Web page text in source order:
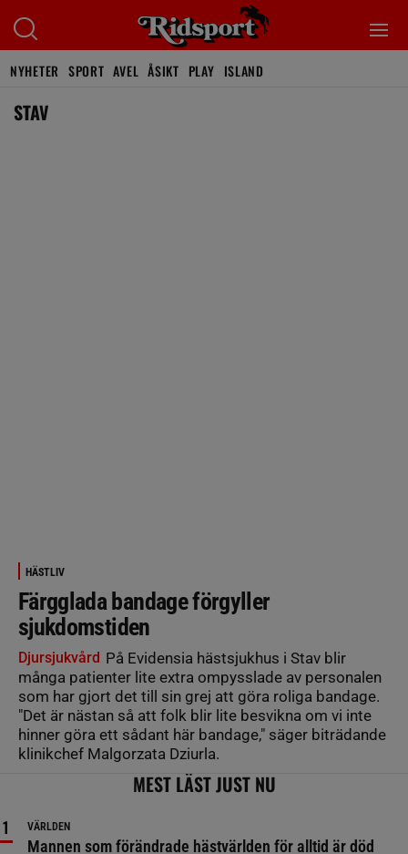
NYHETER SPORT AVEL ÅSIKT PLAY ISLAND
STAV
HÄSTLIV
Färgglada bandage förgyller
sjukdomstiden
Djursjukvård På Evidensia hästsjukhus i Stav blir
många patienter lite extra ompysslade av personalen
som har gjort det till sin grej att göra roliga bandage.
"Det är nästan så att folk blir lite besvikna om vi inte
hinner göra ett sådant här bandage," säger biträdande
klinikchef Malgorzata Dziurla.
MEST LÄST JUST NU
VÄRLDEN
Mannen som förändrade hästvärlden för alltid är död